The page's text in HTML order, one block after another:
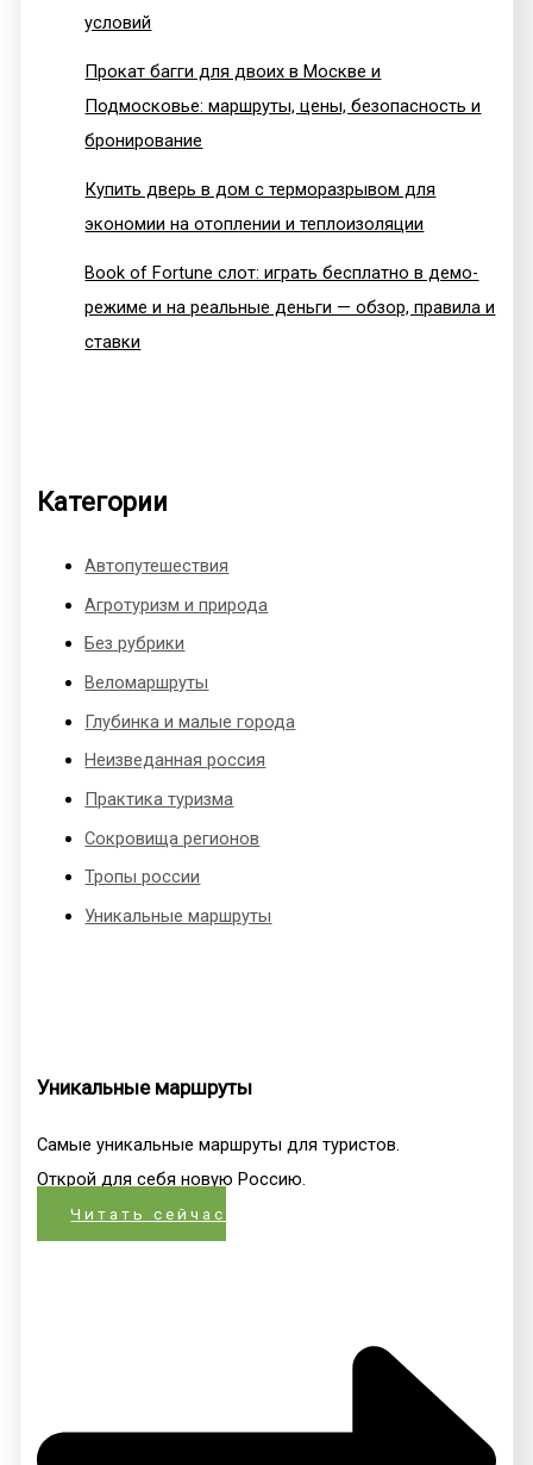
условий
Прокат багги для двоих в Москве и
Подмосковье: маршруты, цены, безопасность и
бронирование
Купить дверь в дом с терморазрывом для
экономии на отоплении и теплоизоляции
Book of Fortune слот: играть бесплатно в демо-
режиме и на реальные деньги — обзор, правила и
ставки
Категории
Автопутешествия
Агротуризм и природа
Без рубрики
Веломаршруты
Глубинка и малые города
Неизведанная россия
Практика туризма
Сокровища регионов
Тропы россии
Уникальные маршруты
Уникальные маршруты
Самые уникальные маршруты для туристов.
Открой для себя новую Россию.
Читать сейчас